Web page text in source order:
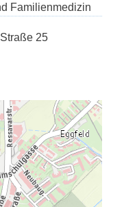
Familienmedizin
25